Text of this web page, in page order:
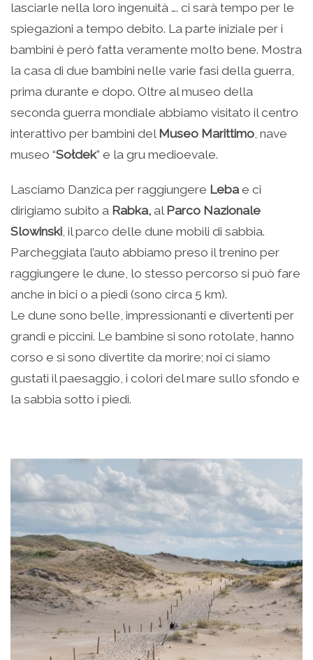
lasciarle nella loro ingenuità …. ci sarà tempo per le
spiegazioni a tempo debito. La parte iniziale per i
bambini è però fatta veramente molto bene. Mostra
la casa di due bambini nelle varie fasi della guerra,
prima durante e dopo. Oltre al museo della
seconda guerra mondiale abbiamo visitato il centro
interattivo per bambini del Museo Marittimo, nave
museo “Sołdek” e la gru medioevale.
Lasciamo Danzica per raggiungere Lebae ci
dirigiamo subito a Rabka, al Parco Nazionale
Slowinski, il parco delle dune mobili di sabbia.
Parcheggiata l’auto abbiamo preso il trenino per
raggiungere le dune, lo stesso percorso si può fare
anche in bici o a piedi (sono circa 5 km).
Le dune sono belle, impressionanti e divertenti per
grandi e piccini. Le bambine si sono rotolate, hanno
corso e si sono divertite da morire; noi ci siamo
gustati il paesaggio, i colori del mare sullo sfondo e
la sabbia sotto i piedi.